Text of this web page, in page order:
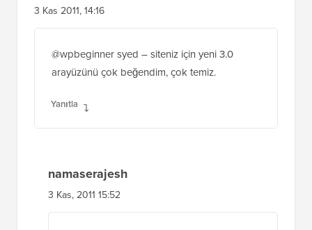
3 Kas 2011, 14:16
@wpbeginner syed – siteniz için yeni 3.0
arayüzünü çok beğendim, çok temiz.
Yanıtla
namaserajesh
3 Kas, 2011 15:52